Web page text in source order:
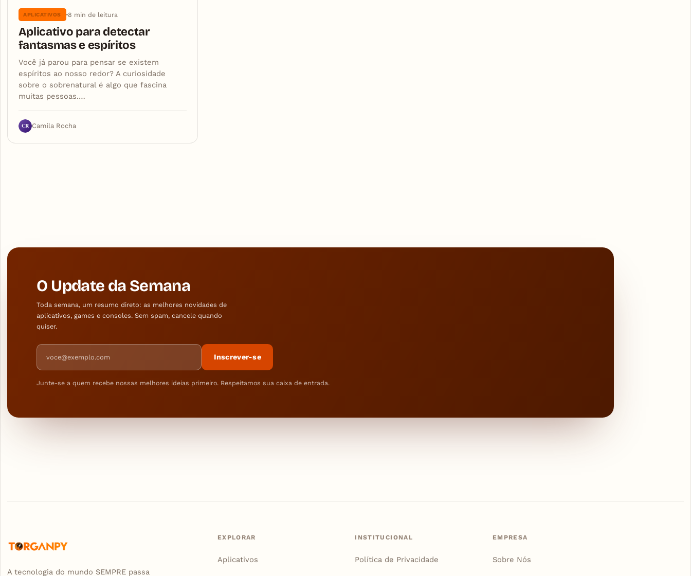
APLICATIVOS 8 min de leitura
Aplicativo para detectar
fantasmas e espíritos
Você já parou para pensar se existem
espíritos ao nosso redor? A curiosidade
sobre o sobrenatural é algo que fascina
muitas pessoas.…
CR Camila Rocha
O Update da Semana
Toda semana, um resumo direto: as melhores novidades de
aplicativos, games e consoles. Sem spam, cancele quando
quiser.
Endereço de e-mail
Inscrever-se
Junte-se a quem recebe nossas melhores ideias primeiro. Respeitamos sua caixa de entrada.
A tecnologia do mundo SEMPRE passa
EXPLORAR
Aplicativos
INSTITUCIONAL
Política de Privacidade
EMPRESA
Sobre Nós